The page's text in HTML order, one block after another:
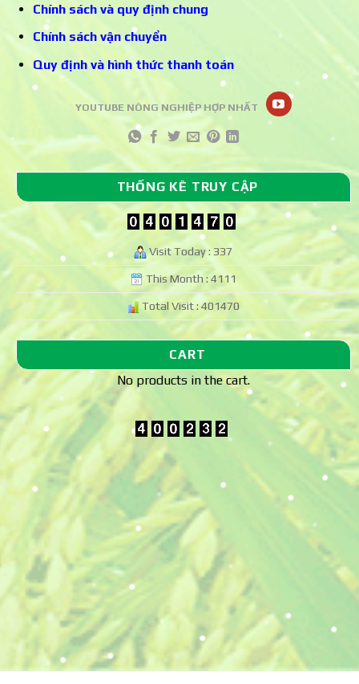
Chính sách và quy định chung
Chính sách vận chuyển
Quy định và hình thức thanh toán
YOUTUBE NÔNG NGHIỆP HỢP NHẤT
THỐNG KÊ TRUY CẬP
Visit Today : 337
This Month : 4111
Total Visit : 401470
CART
No products in the cart.